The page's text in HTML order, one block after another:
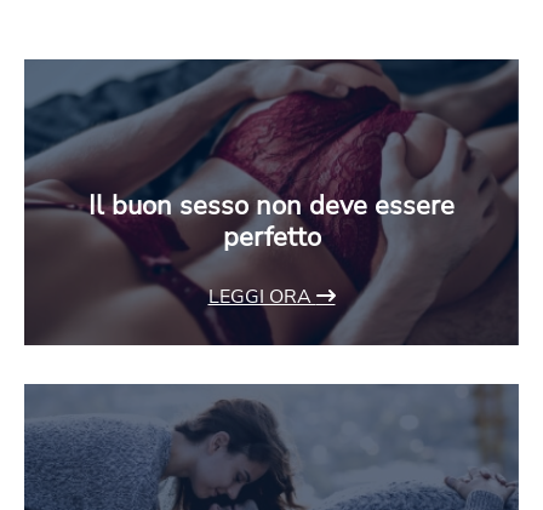
Il buon sesso non deve essere
perfetto
LEGGI ORA